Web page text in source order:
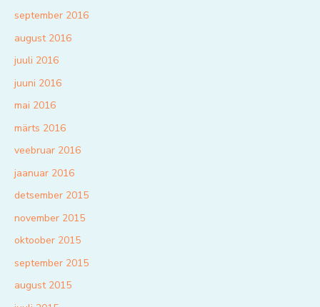
september 2016
august 2016
juuli 2016
juuni 2016
mai 2016
märts 2016
veebruar 2016
jaanuar 2016
detsember 2015
november 2015
oktoober 2015
september 2015
august 2015